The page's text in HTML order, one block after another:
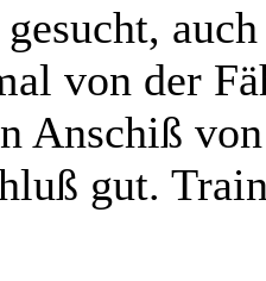
von der
Anschiß
gut.